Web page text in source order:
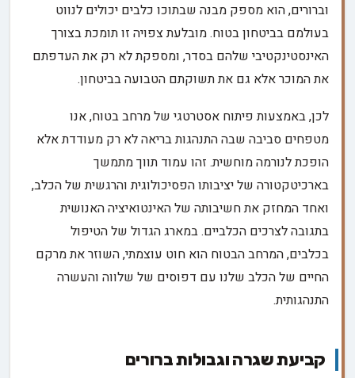
וברורים, הוא מספק מבנה שבתוכו כלבים יכולים לנווט
בעולמם בביטחון בטוח. מובלעת צפויה זו תומכת בצורך
האינסטינקטיבי שלהם בסדר, ומספקת לא רק את העדפתם
את המוכר אלא גם את תשוקתם הטבועה בביטחון.
לכן, באמצעות פיתוח אסטרטגי של מרחב בטוח, אנו
מטפחים סביבה שבה התנהגות בריאה לא רק מעודדת אלא
הופכת לנורמה מוחשית. זהו עמוד תווך מתמשך
בארכיטקטורה של יציבותו הפסיכולוגית והרגשית של הכלב,
ואחד המחזק את חשיבותה של האינטואיציה האנושית
בתגובה לצרכים הכלביים. במארג הגדול של הטיפול
בכלבים, המרחב הבטוח הוא חוט עוצמתי, השוזר את מרקם
החיים של הכלב שלנו עם דפוסים של שלווה והעשרה
התנהגותית.
קביעת שגרה וגבולות ברורים